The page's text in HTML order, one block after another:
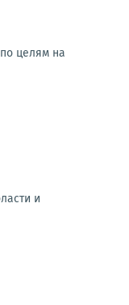
целям на
и